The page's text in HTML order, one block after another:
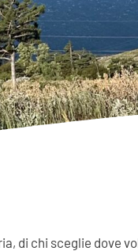
di chi sceglie dove